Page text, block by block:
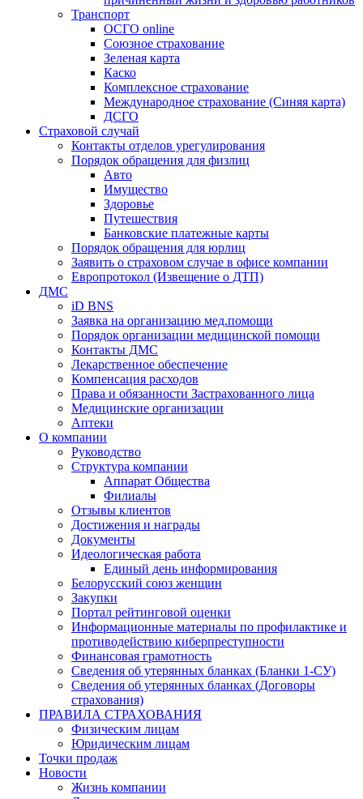
Транспорт
ОСГО online
Союзное страхование
Зеленая карта
Каско
Комплексное страхование
Международное страхование (Синяя карта)
ДСГО
Страховой случай
Контакты отделов урегулирования
Порядок обращения для физлиц
Авто
Имущество
Здоровье
Путешествия
Банковские платежные карты
Порядок обращения для юрлиц
Заявить о страховом случае в офисе компании
Европротокол (Извещение о ДТП)
ДМС
iD BNS
Заявка на организацию мед.помощи
Порядок организации медицинской помощи
Контакты ДМС
Лекарственное обеспечение
Компенсация расходов
Права и обязанности Застрахованного лица
Медицинские организации
Аптеки
О компании
Руководство
Структура компании
Аппарат Общества
Филиалы
Отзывы клиентов
Достижения и награды
Документы
Идеологическая работа
Единый день информирования
Белорусский союз женщин
Закупки
Портал рейтинговой оценки
Информационные материалы по профилактике и
противодействию киберпреступности
Финансовая грамотность
Сведения об утерянных бланках (Бланки 1-СУ)
Сведения об утерянных бланках (Договоры
страхования)
ПРАВИЛА СТРАХОВАНИЯ
Физическим лицам
Юридическим лицам
Точки продаж
Новости
Жизнь компании